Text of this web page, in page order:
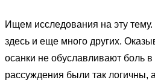
Ищем исследования на эту
здесь и еще много других.
осанки не обуславливают боль
рассуждения были так логичны,